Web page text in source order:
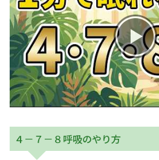
４－７－８呼吸のやり方
医師プロフィ
English